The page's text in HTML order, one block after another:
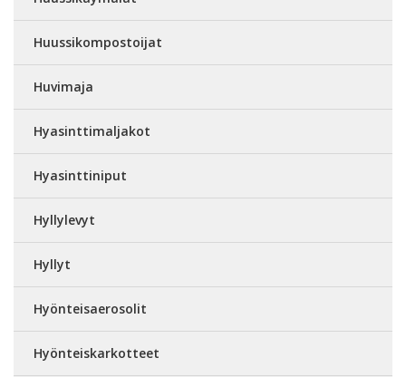
Huussikompostoijat
Huvimaja
Hyasinttimaljakot
Hyasinttiniput
Hyllylevyt
Hyllyt
Hyönteisaerosolit
Hyönteiskarkotteet